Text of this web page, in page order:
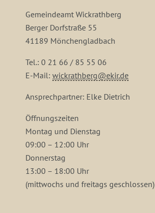
Gemeindeamt Wickrathberg
Berger Dorfstraße 55
41189 Mönchengladbach
Tel.: 0 21 66 / 85 55 06
E-Mail: wickrathberg@ekir.de
Ansprechpartner: Elke Dietrich
Öffnungszeiten
Montag und Dienstag
09:00 – 12:00 Uhr
Donnerstag
13:00 – 18:00 Uhr
(mittwochs und freitags geschlossen)